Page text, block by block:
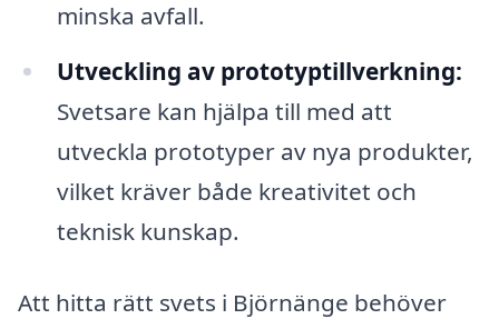
minska avfall.
Utveckling av prototyptillverkning:
Svetsare kan hjälpa till med att
utveckla prototyper av nya produkter,
vilket kräver både kreativitet och
teknisk kunskap.
Att hitta rätt svets i Björnänge behöver